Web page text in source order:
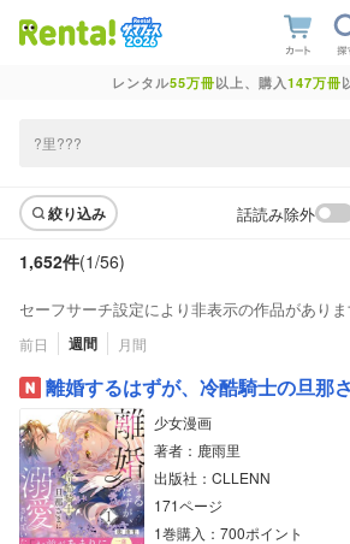
レンタル55万冊以上、購入147万冊
絞り込み 話読み除外
1,652件(1/56)
セーフサーチ設定により非表示の作品があり
前日 週間 月間
離婚するはずが、冷酷騎士の旦那さまに溺愛されていたようです【コ
少女漫画
著者：鹿雨里
出版社：CLLENN
171ページ
1巻購入：700ポイント